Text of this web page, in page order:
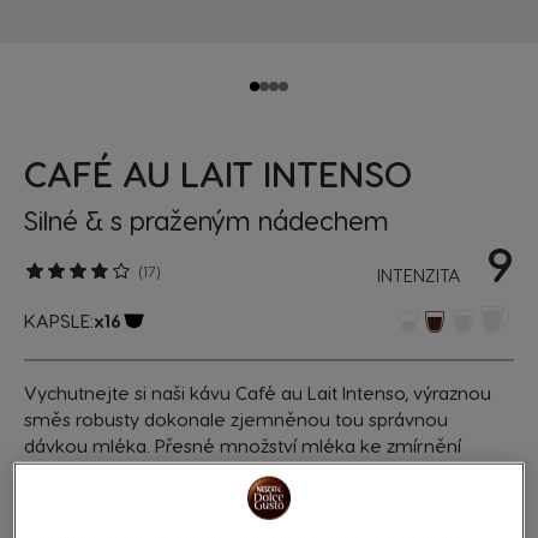
CAFÉ AU LAIT INTENSO
Silné & s praženým nádechem
INTENZITA 9
(17)
KAPSLE:x16
Vychutnejte si naši kávu Café au Lait Intenso, výraznou
směs robusty dokonale zjemněnou tou správnou
dávkou mléka. Přesné množství mléka ke zmírnění
hořkosti a vytvoření lahodně jemné textury. Nesmí ho
však být moc, abychom zachovali charakter kávy a
nechali vyniknout jeho praženým tónům!